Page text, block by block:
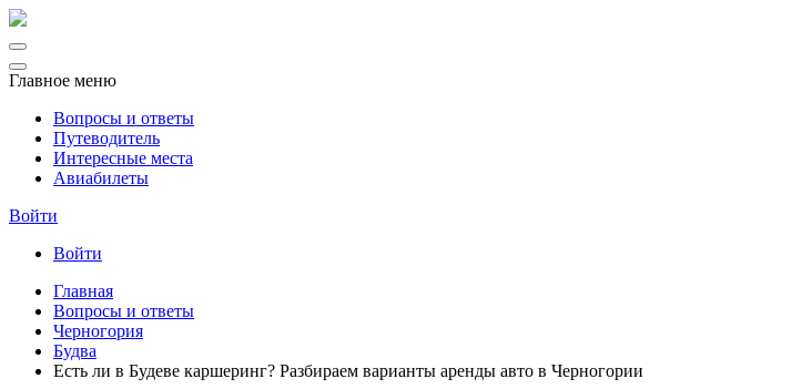
Главное меню
Вопросы и ответы
Путеводитель
Интересные места
Авиабилеты
Войти
Войти
Главная
Вопросы и ответы
Черногория
Будва
Есть ли в Будеве каршеринг? Разбираем варианты аренды авто в Черногории